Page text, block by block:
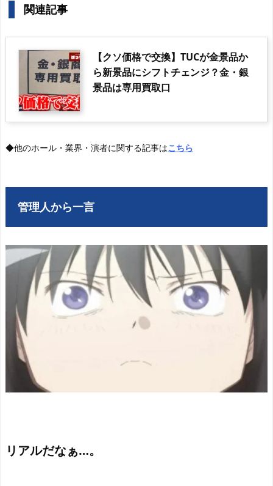
関連記事
【クソ価格で交換】TUCが金景品か
ら新景品にシフトチェンジ？金・銀
景品は専用買取口
◆他のホール・業界・演者に関する記事はこちら
管理人から一言
リアルだなぁ…。